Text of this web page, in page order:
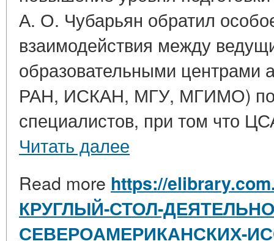
А. О. Чубарьян обратил
взаимодействия между
образовательными центрами
РАН, ИСКАН, МГУ, МГИМО) по
специалистов, при том что
Читать далее
Read more https://
КРУГЛЫЙ-СТОЛ-
СЕВЕРОАМЕРИКАНСКИХ-